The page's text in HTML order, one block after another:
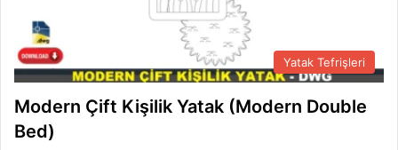
Yatak Tefrişleri
Modern Çift Kişilik Yatak (Modern Double
Bed)